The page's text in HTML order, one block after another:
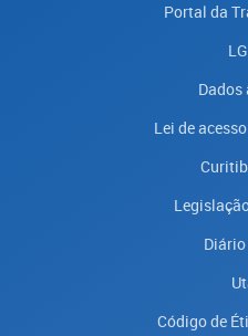
Portal da
Dados
Lei de
Código de